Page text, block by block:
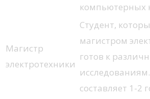
компьютерных
Магистр
электротехники
Студент,
магистром
готов к
составляет 1-2